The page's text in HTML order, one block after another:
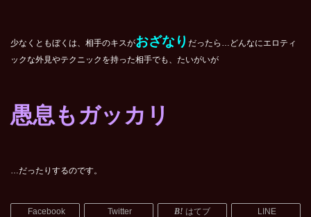
少なくともぼくは、相手のキスがおざなり だったら…どんなにエロティ
ックな外見やテクニックを持った相手でも、たいがいが
愚息もガッカリ
…だったりするのです。
Facebook Twitter はてブ LINE